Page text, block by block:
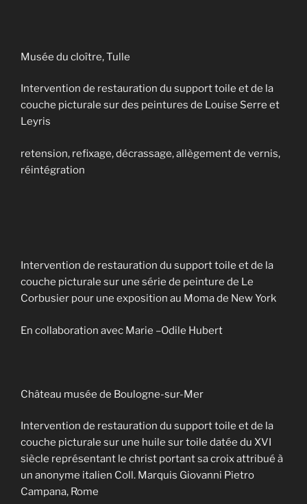
Musée du cloître, Tulle
Intervention de restauration du support toile et de la
couche picturale sur des peintures de Louise Serre et
Leyris
retension, refixage, décrassage, allègement de vernis,
réintégration
Intervention de restauration du support toile et de la
couche picturale sur une série de peinture de Le
Corbusier pour une exposition au Moma de New York
En collaboration avec Marie –Odile Hubert
Château musée de Boulogne-sur-Mer
Intervention de restauration du support toile et de la
couche picturale sur une huile sur toile datée du XVI
siècle représentant le christ portant sa croix attribué à
un anonyme italien Coll. Marquis Giovanni Pietro
Campana, Rome